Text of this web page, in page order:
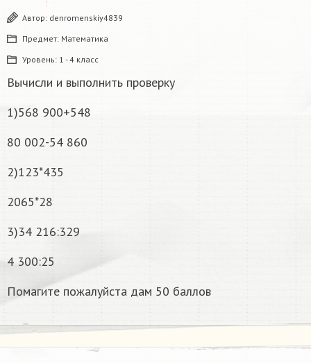
Автор: denromenskiy4839
Предмет: Математика
Уровень: 1 - 4 класс
Вычисли и выполнить проверку
1)568 900+548
80 002-54 860
2)123*435
2065*28
3)34 216:329
4 300:25
Помагите пожалуйста дам 50 баллов